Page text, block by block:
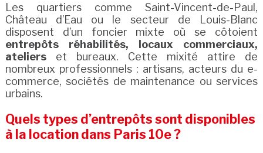
Les quartiers comme Saint-Vincent-de-Paul,
Château d’Eau ou le secteur de Louis-Blanc
disposent d’un foncier mixte où se côtoient
entrepôts réhabilités, locaux commerciaux,
atelierset bureaux. Cette mixité attire de
nombreux professionnels : artisans, acteurs du e-
commerce, sociétés de maintenance ou services
urbains.
Quels types d’entrepôts sont disponibles
à la location dans Paris 10e ?